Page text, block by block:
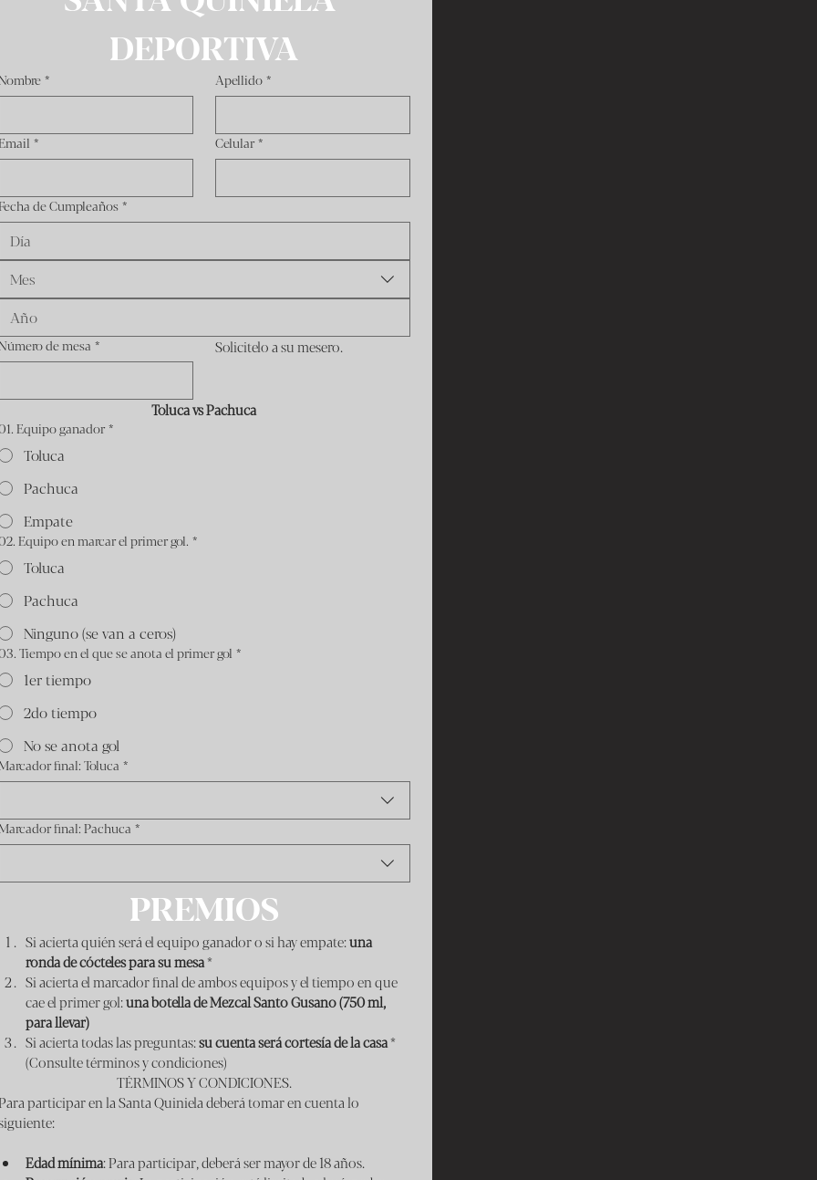
DEPORTIVA
* Apellido *
* Celular *
de Cumpleaños *
Mes
de mesa * Solicitelo a su mesero.
Toluca vs Pachuca
Equipo ganador *
Toluca
Pachuca
Empate
Equipo en marcar el primer gol. *
Toluca
Pachuca
Ninguno (se van a ceros)
Tiempo en el que se anota el primer gol *
1er tiempo
2do tiempo
No se anota gol
final: Toluca *
final: Pachuca *
PREMIOS
Si acierta quién será el equipo ganador o si hay empate: una
ronda de cócteles para su mesa *
Si acierta el marcador final de ambos equipos y el tiempo en que
cae el primer gol: una botella de Mezcal Santo Gusano (750 ml,
para llevar)
Si acierta todas las preguntas: su cuenta será cortesía de la casa *
(Consulte términos y condiciones)
TÉRMINOS Y CONDICIONES.
participar en la Santa Quiniela deberá tomar en cuenta lo
Edad mínima: Para participar, deberá ser mayor de 18 años.